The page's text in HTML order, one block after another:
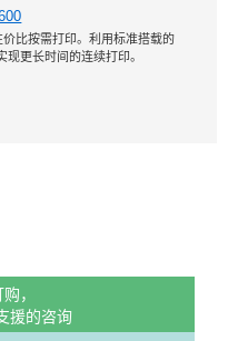
价比按需打印。利用标准搭载的
现更长时间的连续打印。
，
援的咨询